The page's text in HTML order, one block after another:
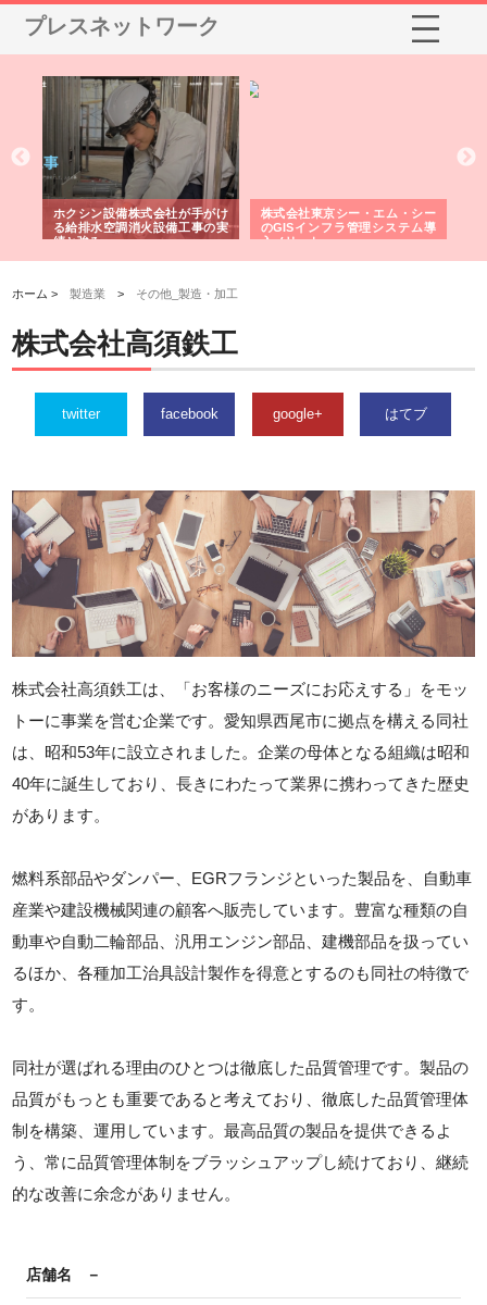
プレスネットワーク
ホクシン設備株式会社が手がけ
る給排水空調消火設備工事の実
績と強み
株式会社東京シー・エム・シー
のGISインフラ管理システム導
入メリット
ホーム >製造業 > その他_製造・加工
株式会社高須鉄工
twitter facebook google+ はてブ
株式会社高須鉄工は、「お客様のニーズにお応えする」をモッ
トーに事業を営む企業です。愛知県西尾市に拠点を構える同社
は、昭和53年に設立されました。企業の母体となる組織は昭和
40年に誕生しており、長きにわたって業界に携わってきた歴史
があります。
燃料系部品やダンパー、EGRフランジといった製品を、自動車
産業や建設機械関連の顧客へ販売しています。豊富な種類の自
動車や自動二輪部品、汎用エンジン部品、建機部品を扱ってい
るほか、各種加工治具設計製作を得意とするのも同社の特徴で
す。
同社が選ばれる理由のひとつは徹底した品質管理です。製品の
品質がもっとも重要であると考えており、徹底した品質管理体
制を構築、運用しています。最高品質の製品を提供できるよ
う、常に品質管理体制をブラッシュアップし続けており、継続
的な改善に余念がありません。
店舗名 －